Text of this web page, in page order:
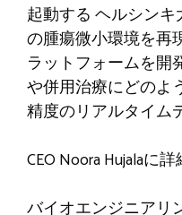
起動する ヘルシン
の腫瘍微小環境を再
ラットフォームを開
や併用治療にどのよ
精度のリアルタイム
CEO Noora Hujalaに
バイオエンジニアリ